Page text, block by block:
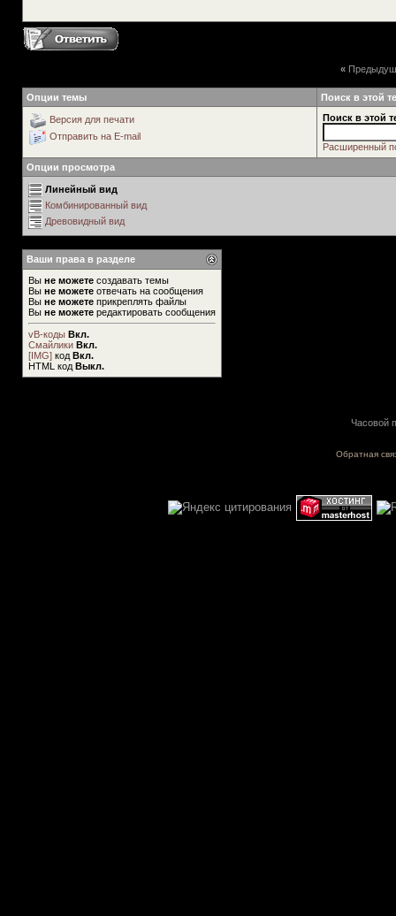
«
Опции темы Поиск в этой
Версия для печати
Отправить на E-mail
Поиск в этой
Расширенный
Опции просмотра
Линейный вид
Комбинированный вид
Древовидный вид
Ваши права в разделе
Вы не можете создавать темы
Вы не можете отвечать на сообщения
Вы не можете прикреплять файлы
Вы не можете редактировать сообщения
vB-коды Вкл.
Смайлики Вкл.
[IMG] код Вкл.
HTML код Выкл.
Часовой
Обратная